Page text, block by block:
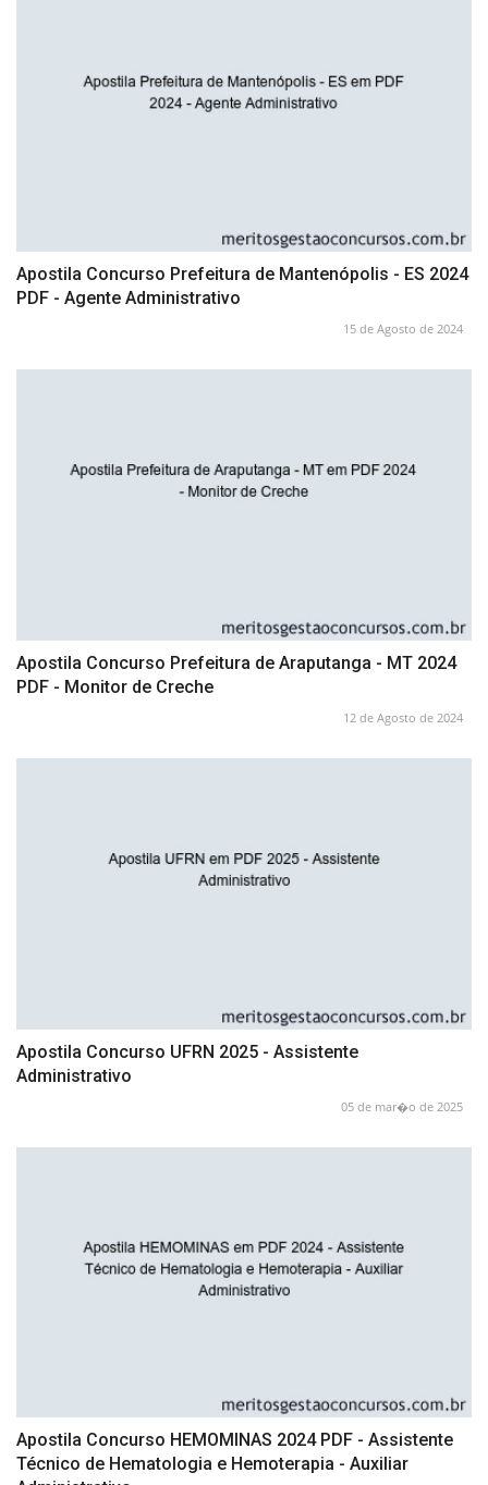
Apostila Concurso Prefeitura de Mantenópolis - ES 2024
PDF - Agente Administrativo
15 de Agosto de 2024
Apostila Concurso Prefeitura de Araputanga - MT 2024
PDF - Monitor de Creche
12 de Agosto de 2024
Apostila Concurso UFRN 2025 - Assistente
Administrativo
05 de mar�o de 2025
Apostila Concurso HEMOMINAS 2024 PDF - Assistente
Técnico de Hematologia e Hemoterapia - Auxiliar